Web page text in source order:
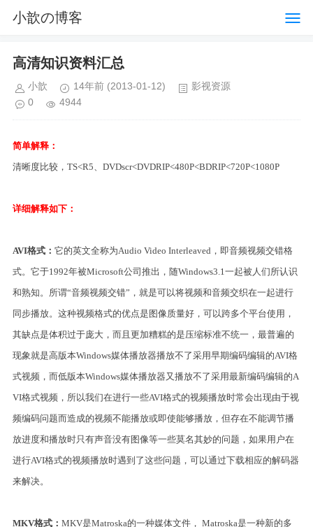
小歆の博客
高清知识资料汇总
小歆 14年前 (2013-01-12)
影视资源
0
4944
简单解释：
清晰度比较，TS<R5、DVDscr<DVDRIP<480P<BDRIP<720P<1080P
详细解释如下：
AVI格式： 它的英文全称为Audio Video Interleaved，即音频视频交错格
式。它于1992年被Microsoft公司推出，随Windows3.1一起被人们所认识
和熟知。所谓“音频视频交错”，就是可以将视频和音频交织在一起进行
同步播放。这种视频格式的优点是图像质量好，可以跨多个平台使用，
其缺点是体积过于庞大，而且更加糟糕的是压缩标准不统一，最普遍的
现象就是高版本Windows媒体播放器播放不了采用早期编码编辑的AVI格
式视频，而低版本Windows媒体播放器又播放不了采用最新编码编辑的A
VI格式视频，所以我们在进行一些AVI格式的视频播放时常会出现由于视
频编码问题而造成的视频不能播放或即使能够播放，但存在不能调节播
放进度和播放时只有声音没有图像等一些莫名其妙的问题，如果用户在
进行AVI格式的视频播放时遇到了这些问题，可以通过下载相应的解码器
来解决。
MKV格式： MKV是Matroska的一种媒体文件， Matroska是一种新的多